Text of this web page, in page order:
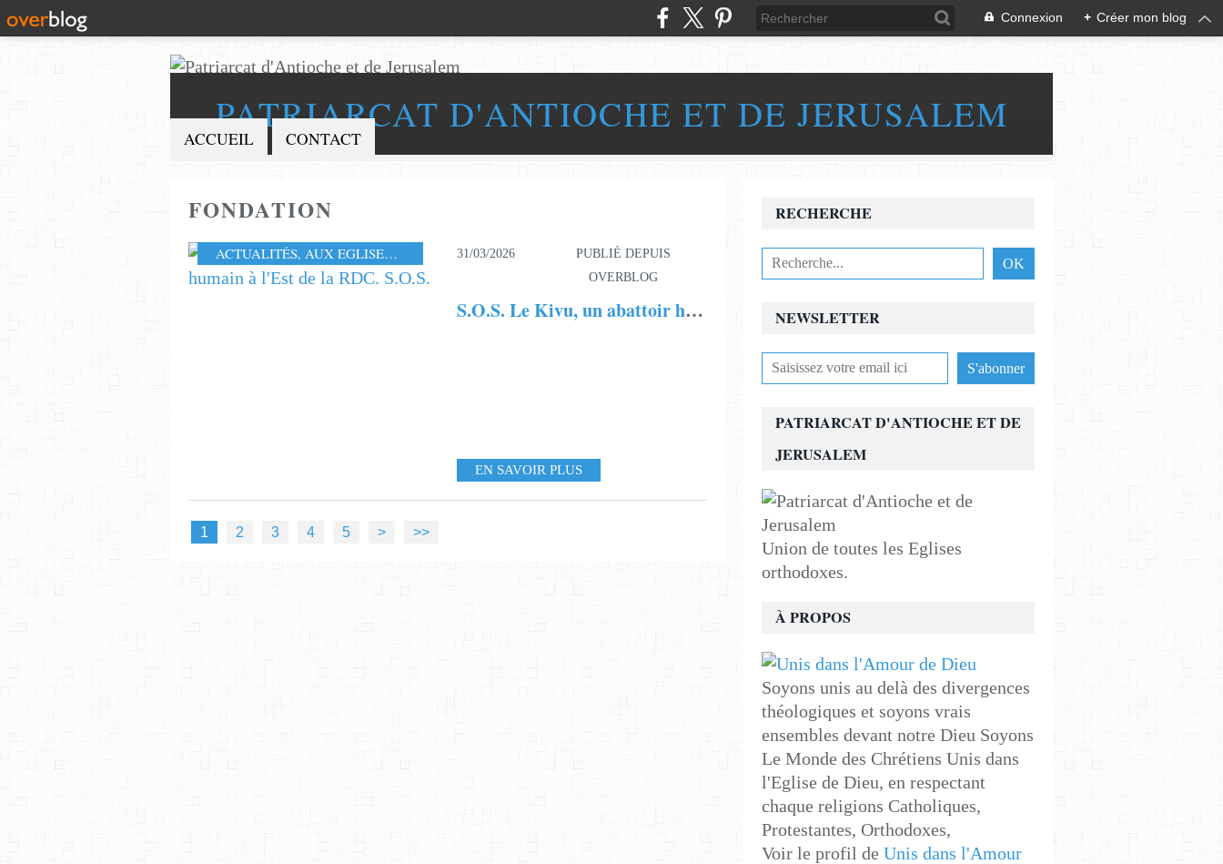
Connexion + Créer mon blog
PATRIARCAT D'ANTIOCHE ET DE JERUSALEM
ACCUEIL CONTACT
FONDATION
ACTUALITÉS, AUX EGLISES , FONDATION,INFORMATIONS,S.O.S
31/03/2026
PUBLIÉ DEPUIS
OVERBLOG
S.O.S. Le Kivu, un abattoir humain à l'Est de la RDC. S.O.S.
EN SAVOIR PLUS
1 2 3 4 5 > >>
NEWSLETTER
RECHERCHE
PATRIARCAT D'ANTIOCHE ET DE
JERUSALEM
Union de toutes les Eglises
orthodoxes.
À PROPOS
Soyons unis au delà des divergences
théologiques et soyons vrais
ensembles devant notre Dieu Soyons
Le Monde des Chrétiens Unis dans
l'Eglise de Dieu, en respectant
chaque religions Catholiques,
Protestantes, Orthodoxes,
Voir le profil de Unis dans l'Amour